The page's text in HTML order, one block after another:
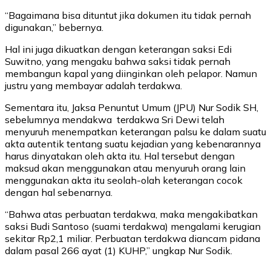
“Bagaimana bisa dituntut jika dokumen itu tidak pernah
digunakan,” bebernya.
Hal ini juga dikuatkan dengan keterangan saksi Edi
Suwitno, yang mengaku bahwa saksi tidak pernah
membangun kapal yang diinginkan oleh pelapor. Namun
justru yang membayar adalah terdakwa.
Sementara itu, Jaksa Penuntut Umum (JPU) Nur Sodik SH,
sebelumnya mendakwa terdakwa Sri Dewi telah
menyuruh menempatkan keterangan palsu ke dalam suatu
akta autentik tentang suatu kejadian yang kebenarannya
harus dinyatakan oleh akta itu. Hal tersebut dengan
maksud akan menggunakan atau menyuruh orang lain
menggunakan akta itu seolah-olah keterangan cocok
dengan hal sebenarnya.
“Bahwa atas perbuatan terdakwa, maka mengakibatkan
saksi Budi Santoso (suami terdakwa) mengalami kerugian
sekitar Rp2,1 miliar. Perbuatan terdakwa diancam pidana
dalam pasal 266 ayat (1) KUHP,” ungkap Nur Sodik.